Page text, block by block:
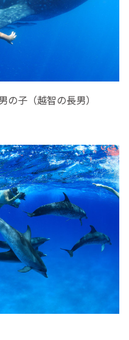
子（越智の長男）